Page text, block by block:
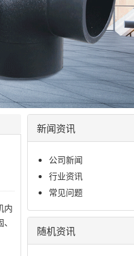
内
新闻资讯
公司新闻
行业资讯
常见问题
随机资讯